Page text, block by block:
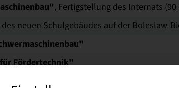
, Fertigstellung des Internats (90
neuen Schulgebäudes auf der Boleslaw-
Fördertechnik"
und Technologie des Maschinenbaues